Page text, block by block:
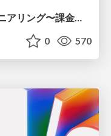
『コードを書く以外の』エンジニアリング〜課金基盤移行プロジェクト推進のためのTips4選
0 570